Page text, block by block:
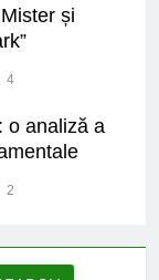
și
4
o analiză a
2